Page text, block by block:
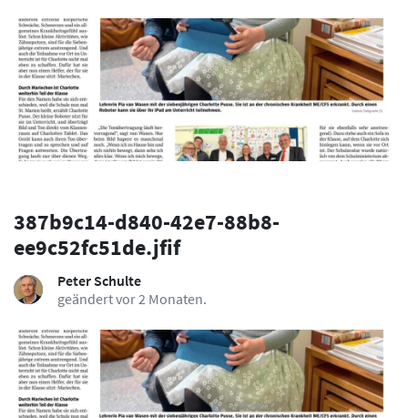
387b9c14-d840-42e7-88b8-
ee9c52fc51de.jfif
Peter Schulte
geändert vor 2 Monaten.